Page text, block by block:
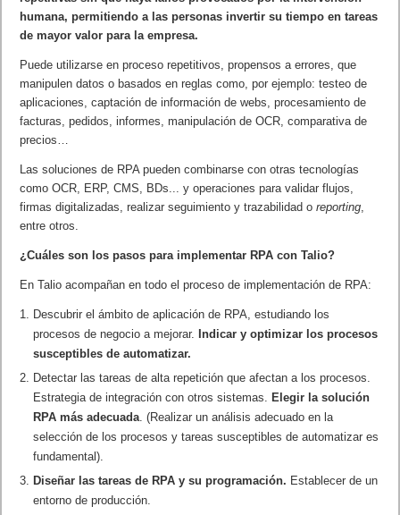
humana, permitiendo a las personas invertir su tiempo en tareas
de mayor valor para la empresa.
Puede utilizarse en proceso repetitivos, propensos a errores, que
manipulen datos o basados en reglas como, por ejemplo: testeo de
aplicaciones, captación de información de webs, procesamiento de
facturas, pedidos, informes, manipulación de OCR, comparativa de
precios…
Las soluciones de RPA pueden combinarse con otras tecnologías
como OCR, ERP, CMS, BDs... y operaciones para validar flujos,
firmas digitalizadas, realizar seguimiento y trazabilidad oreporting
entre otros.
¿Cuáles son los pasos para implementar RPA con Talio?
En Talio acompañan en todo el proceso de implementación de RPA:
Descubrir el ámbito de aplicación de RPA, estudiando los
procesos de negocio a mejorar.Indicar y optimizar los procesos
susceptibles de automatizar.
Detectar las tareas de alta repetición que afectan a los procesos.
Estrategia de integración con otros sistemas.Elegir la solución
RPA más adecuada . (Realizar un análisis adecuado en la
selección de los procesos y tareas susceptibles de automatizar es
fundamental).
Diseñar las tareas de RPA y su programación. Establecer de un
entorno de producción.